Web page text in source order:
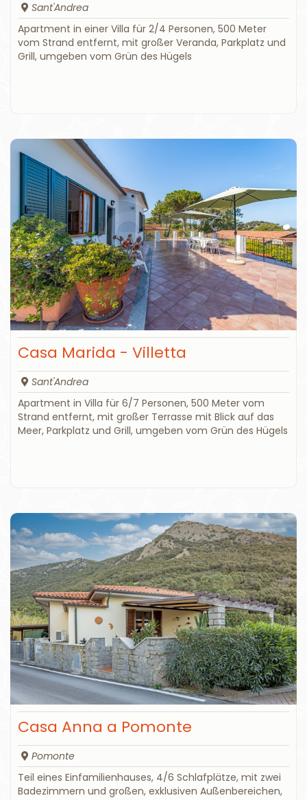
Sant'Andrea
Apartment in einer Villa für 2/4 Personen, 500 Meter
vom Strand entfernt, mit großer Veranda, Parkplatz und
Grill, umgeben vom Grün des Hügels
Casa Marida - Villetta
Sant'Andrea
Apartment in Villa für 6/7 Personen, 500 Meter vom
Strand entfernt, mit großer Terrasse mit Blick auf das
Meer, Parkplatz und Grill, umgeben vom Grün des Hügels
Casa Anna a Pomonte
Pomonte
Teil eines Einfamilienhauses, 4/6 Schlafplätze, mit zwei
Badezimmern und großen, exklusiven Außenbereichen,